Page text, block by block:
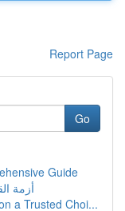
Report Page
Go
Guide
أزمة
a Trusted Choi...